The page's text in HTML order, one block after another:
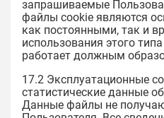
запрашиваемые
файлы cookie являются
как постоянными, так и
использования этого
работает должным
17.2 Эксплуатационные
статистические данные
Данные файлы не